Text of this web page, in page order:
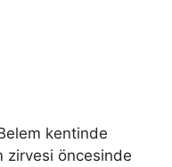
Belem kentinde
zirvesi öncesinde